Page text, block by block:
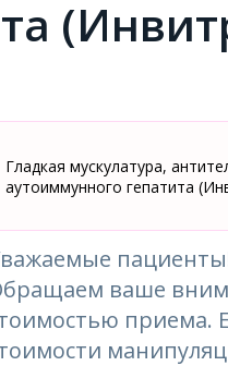
Гладкая мускулатура,
аутоиммунного гепатита
ваше
приема.